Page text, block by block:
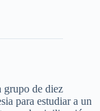
grupo de diez
para estudiar a un